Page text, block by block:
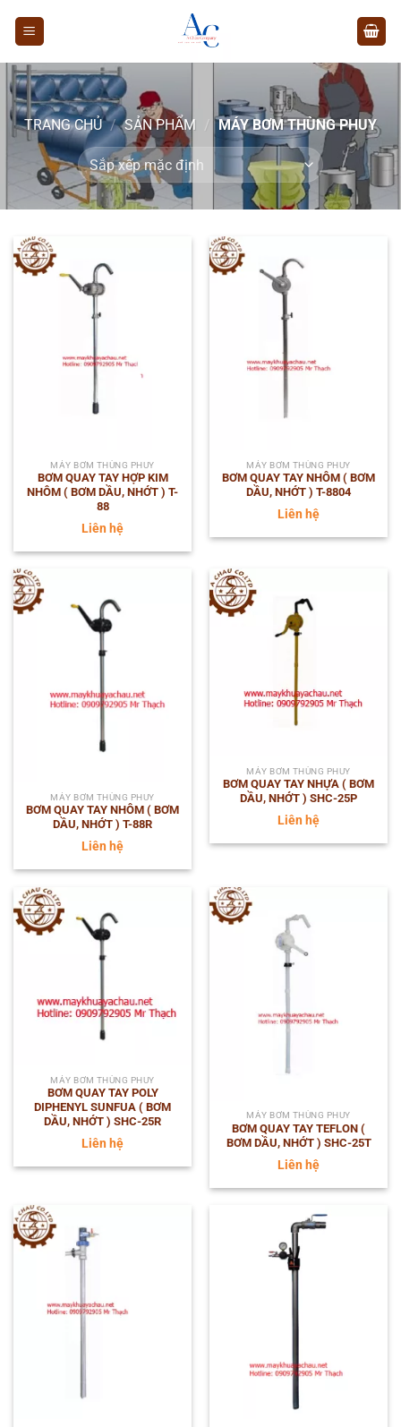
dung
TRANG CHỦ / SẢN PHẨM / MÁY BƠM THÙNG PHUY
MÁY BƠM THÙNG PHUY
BƠM QUAY TAY HỢP KIM
NHÔM ( BƠM DẦU, NHỚT ) T-
88
Liên hệ
MÁY BƠM THÙNG PHUY
BƠM QUAY TAY NHÔM ( BƠM
DẦU, NHỚT ) T-8804
Liên hệ
MÁY BƠM THÙNG PHUY
BƠM QUAY TAY NHÔM ( BƠM
DẦU, NHỚT ) T-88R
Liên hệ
MÁY BƠM THÙNG PHUY
BƠM QUAY TAY NHỰA ( BƠM
DẦU, NHỚT ) SHC-25P
Liên hệ
MÁY BƠM THÙNG PHUY
BƠM QUAY TAY POLY
DIPHENYL SUNFUA ( BƠM
DẦU, NHỚT ) SHC-25R
Liên hệ
MÁY BƠM THÙNG PHUY
BƠM QUAY TAY TEFLON (
BƠM DẦU, NHỚT ) SHC-25T
Liên hệ